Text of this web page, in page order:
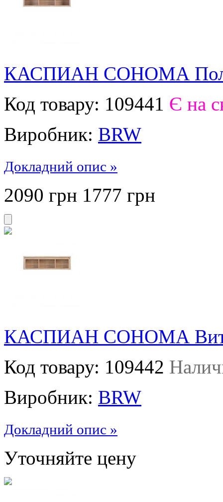
КАСПИАН СОНОМА
Код товару: 109441 Є на
Виробник: BRW
Докладний опис »
2090 грн 1777 грн
КАСПИАН СОНОМА
Код товару: 109442
Виробник: BRW
Докладний опис »
Уточняйте цену